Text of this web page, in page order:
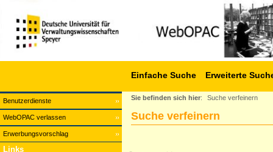
Benutzerdienste
WebOPAC verlassen
Erwerbungsvorschlag
Einfache Suche Erweiterte
Links
Sie befinden sich hier: Suche verfeinern
Suche verfeinern